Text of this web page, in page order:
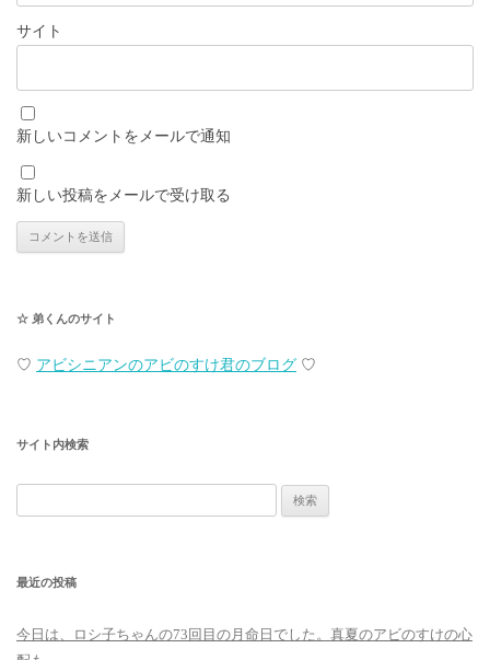
サイト
新しいコメントをメールで通知
新しい投稿をメールで受け取る
☆ 弟くんのサイト
♡ アビシニアンのアビのすけ君のブログ ♡
サイト内検索
索:
最近の投稿
今日は、ロシ子ちゃんの73回目の月命日でした。真夏のアビのすけの心